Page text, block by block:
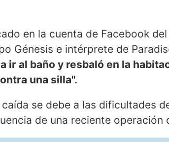
en la cuenta de Facebook
Génesis e intérprete de
ir al baño y resbaló en la
una silla".
se debe a las dificultades
de una reciente operación